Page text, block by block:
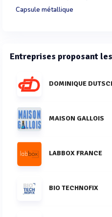
Capsule métallique
Entreprises proposant
DOMINIQUE
MAISON GALLOIS
LABBOX FRANCE
BIO TECHNOFIX